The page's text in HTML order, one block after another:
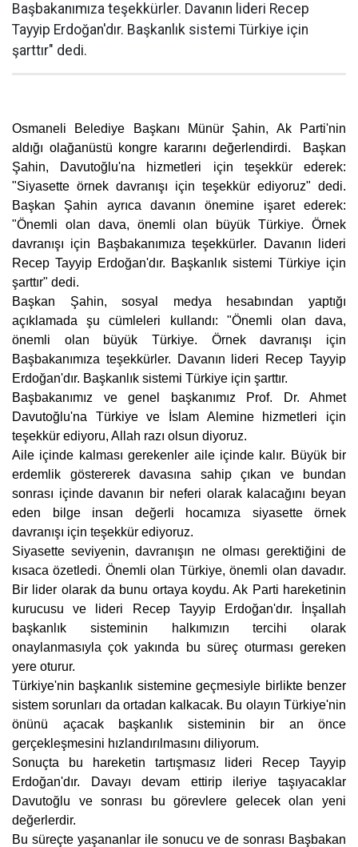
Başbakanımıza teşekkürler. Davanın lideri Recep
Tayyip Erdoğan'dır. Başkanlık sistemi Türkiye için
şarttır" dedi.
Osmaneli Belediye Başkanı Münür Şahin, Ak Parti'nin
aldığı olağanüstü kongre kararını değerlendirdi. Başkan
Şahin, Davutoğlu'na hizmetleri için teşekkür ederek:
"Siyasette örnek davranışı için teşekkür ediyoruz" dedi.
Başkan Şahin ayrıca davanın önemine işaret ederek:
"Önemli olan dava, önemli olan büyük Türkiye. Örnek
davranışı için Başbakanımıza teşekkürler. Davanın lideri
Recep Tayyip Erdoğan'dır. Başkanlık sistemi Türkiye için
şarttır" dedi.
Başkan Şahin, sosyal medya hesabından yaptığı
açıklamada şu cümleleri kullandı: "Önemli olan dava,
önemli olan büyük Türkiye. Örnek davranışı için
Başbakanımıza teşekkürler. Davanın lideri Recep Tayyip
Erdoğan'dır. Başkanlık sistemi Türkiye için şarttır.
Başbakanımız ve genel başkanımız Prof. Dr. Ahmet
Davutoğlu'na Türkiye ve İslam Alemine hizmetleri için
teşekkür ediyoru, Allah razı olsun diyoruz.
Aile içinde kalması gerekenler aile içinde kalır. Büyük bir
erdemlik göstererek davasına sahip çıkan ve bundan
sonrası içinde davanın bir neferi olarak kalacağını beyan
eden bilge insan değerli hocamıza siyasette örnek
davranışı için teşekkür ediyoruz.
Siyasette seviyenin, davranışın ne olması gerektiğini de
kısaca özetledi. Önemli olan Türkiye, önemli olan davadır.
Bir lider olarak da bunu ortaya koydu. Ak Parti hareketinin
kurucusu ve lideri Recep Tayyip Erdoğan'dır. İnşallah
başkanlık sisteminin halkımızın tercihi olarak
onaylanmasıyla çok yakında bu süreç oturması gereken
yere oturur.
Türkiye'nin başkanlık sistemine geçmesiyle birlikte benzer
sistem sorunları da ortadan kalkacak. Bu olayın Türkiye'nin
önünü açacak başkanlık sisteminin bir an önce
gerçekleşmesini hızlandırılmasını diliyorum.
Sonuçta bu hareketin tartışmasız lideri Recep Tayyip
Erdoğan'dır. Davayı devam ettirip ileriye taşıyacaklar
Davutoğlu ve sonrası bu görevlere gelecek olan yeni
değerlerdir.
Bu süreçte yaşananlar ile sonucu ve de sonrası Başbakan